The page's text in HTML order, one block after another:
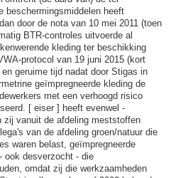
beschermingsmiddelen heeft
door de nota van 10 mei 2011 (toen
BTR-controles uitvoerde al
kleding ter beschikking
protocol van 19 juni 2015 (kort
geruime tijd nadat door Stigas in
geïmpregneerde kleding de
met een verhoogd risico
[ eiser ] heeft evenwel -
zij vanuit de afdeling meststoffen
van de afdeling groen/natuur die
waren belast, geïmpregneerde
ook desverzocht - die
omdat zij die werkzaamheden